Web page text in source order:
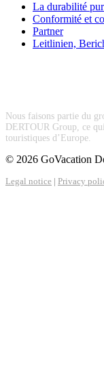
La durabilité
Conformité et
Partner
Leitlinien,
Nous faisons partie du
DERTOUR Group, ce
touristiques d’Europe.
© 2026 GoVacation
Legal notice | Privacy